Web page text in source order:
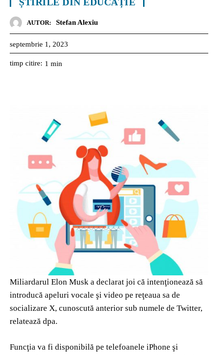
AUTOR: Stefan Alexiu
septembrie 1, 2023
timp citire: 1 min
Miliardarul Elon Musk a declarat joi că intenţionează să
introducă apeluri vocale şi video pe reţeaua sa de
socializare X, cunoscută anterior sub numele de Twitter,
relatează dpa.
Funcţia va fi disponibilă pe telefoanele iPhone şi